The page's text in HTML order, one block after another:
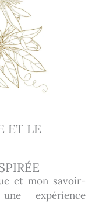
ET LE
et mon savoir-
expérience